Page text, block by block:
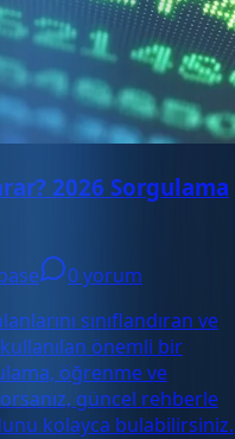
2026 Sorgulama
0 yorum
sınıflandıran ve
önemli bir
öğrenme ve
güncel rehberle
kolayca bulabilirsiniz.